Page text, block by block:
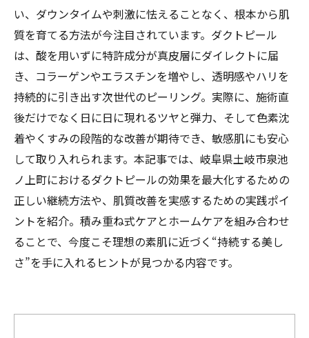
い、ダウンタイムや刺激に怯えることなく、根本から肌
質を育てる方法が今注目されています。ダクトピール
は、酸を用いずに特許成分が真皮層にダイレクトに届
き、コラーゲンやエラスチンを増やし、透明感やハリを
持続的に引き出す次世代のピーリング。実際に、施術直
後だけでなく日に日に現れるツヤと弾力、そして色素沈
着やくすみの段階的な改善が期待でき、敏感肌にも安心
して取り入れられます。本記事では、岐阜県土岐市泉池
ノ上町におけるダクトピールの効果を最大化するための
正しい継続方法や、肌質改善を実感するための実践ポイ
ントを紹介。積み重ね式ケアとホームケアを組み合わせ
ることで、今度こそ理想の素肌に近づく“持続する美し
さ”を手に入れるヒントが見つかる内容です。